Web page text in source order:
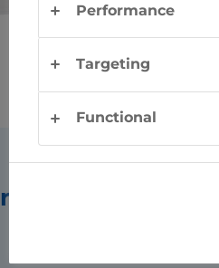
Performance
Targeting
Functional